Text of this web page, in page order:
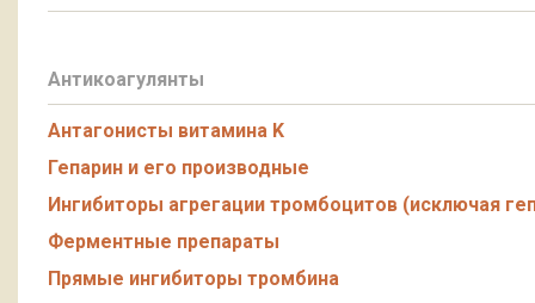
Антикоагулянты
Антагонисты витамина K
Гепарин и его производные
Ингибиторы агрегации тромбоцитов (исключая
Ферментные препараты
Прямые ингибиторы тромбина